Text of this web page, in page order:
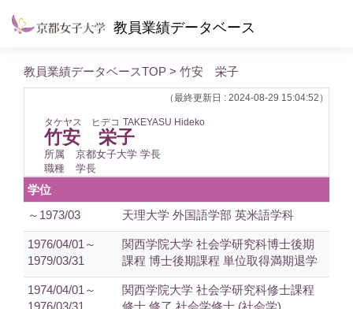
教員業績データベース
教員業績データベースTOP > 竹安 栄子
（最終更新日 : 2024-08-29 15:04:52）
タケヤス ヒデコ TAKEYASU Hideko
竹安 栄子
所属
京都女子大学 学長
職種
学長
学位
～1973/03
天理大学 外国語学部 英米語学科
1976/04/01～
1979/03/31
関西学院大学 社会学研究科博士後期
課程 博士後期課程 単位取得満期退学
1974/04/01～
1976/03/31
関西学院大学 社会学研究科修士課程
修士 修了 社会学修士 (社会学)